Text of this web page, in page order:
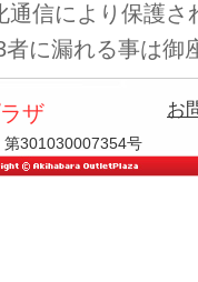
通信により保護さ
に漏れる事は御
ザ
301030007354号
お